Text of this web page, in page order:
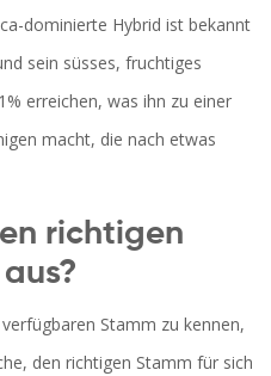
dominierte Hybrid ist bekannt
sein süsses, fruchtiges
erreichen, was ihn zu einer
macht, die nach etwas
richtigen
Stamm zu kennen,
den richtigen Stamm für sich